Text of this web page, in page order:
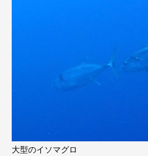
大型のイソマグロ